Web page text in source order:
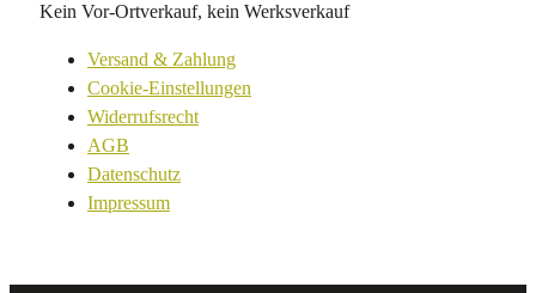
Kein Vor-Ortverkauf, kein Werksverkauf
Versand & Zahlung
Cookie-Einstellungen
Widerrufsrecht
AGB
Datenschutz
Impressum